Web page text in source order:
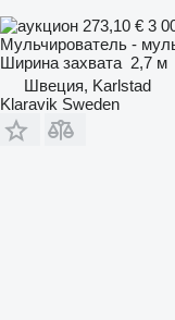
273,10 € 3
Мульчирователь -
Ширина захвата 2,7 м
Швеция, Karlstad
Klaravik Sweden